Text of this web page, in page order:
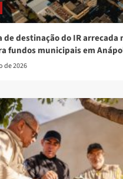
de destinação do IR arrecada
fundos municipais em
de 2026